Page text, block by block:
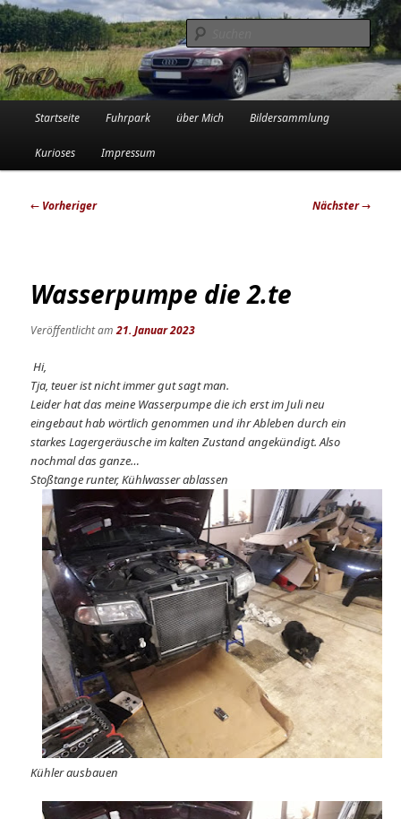
Zum
primären
Inhalt
springenTinadowntown
Die Audi-Schrauberin und ihre Erlebnisse in der Garage
Startseite Fuhrpark über Mich Bildersammlung
Kurioses Impressum
Beitragsnavigation
← Vorheriger Nächster→
Wasserpumpe die 2.te
Veröffentlicht am21. Januar 2023
Hi,
Tja, teuer ist nicht immer gut sagt man.
Leider hat das meine Wasserpumpe die ich erst im Juli neu
eingebaut hab wörtlich genommen und ihr Ableben durch ein
starkes Lagergeräusche im kalten Zustand angekündigt. Also
nochmal das ganze…
Stoßtange runter, Kühlwasser ablassen
Kühler ausbauen